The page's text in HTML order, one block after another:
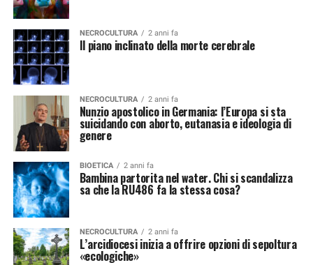
NECROCULTURA 2 anni fa
Il piano inclinato della morte cerebrale
NECROCULTURA 2 anni fa
Nunzio apostolico in Germania: l’Europa si sta
suicidando con aborto, eutanasia e ideologia di
genere
BIOETICA 2 anni fa
Bambina partorita nel water. Chi si scandalizza
sa che la RU486 fa la stessa cosa?
NECROCULTURA 2 anni fa
L’arcidiocesi inizia a offrire opzioni di sepoltura
«ecologiche»